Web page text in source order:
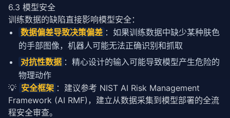
6.3 模型安全
训练数据的缺陷直接影响模型安全：
数据偏差导致决策偏差 ：如果训练数据中缺少某种肤色
的手部图像，机器人可能无法正确识别和抓取
对抗性数据 ：精心设计的输入可能导致模型产生危险的
物理动作
💡 安全框架 ：建议参考 NIST AI Risk Management
Framework (AI RMF)，建立从数据采集到模型部署的全流
程安全审查。